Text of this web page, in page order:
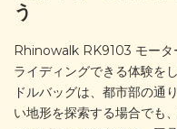
う
Rhinowalk RK9103 モータ
ライディングできる体験を
ドルバッグは、都市部の通
い地形を探索する場合でも